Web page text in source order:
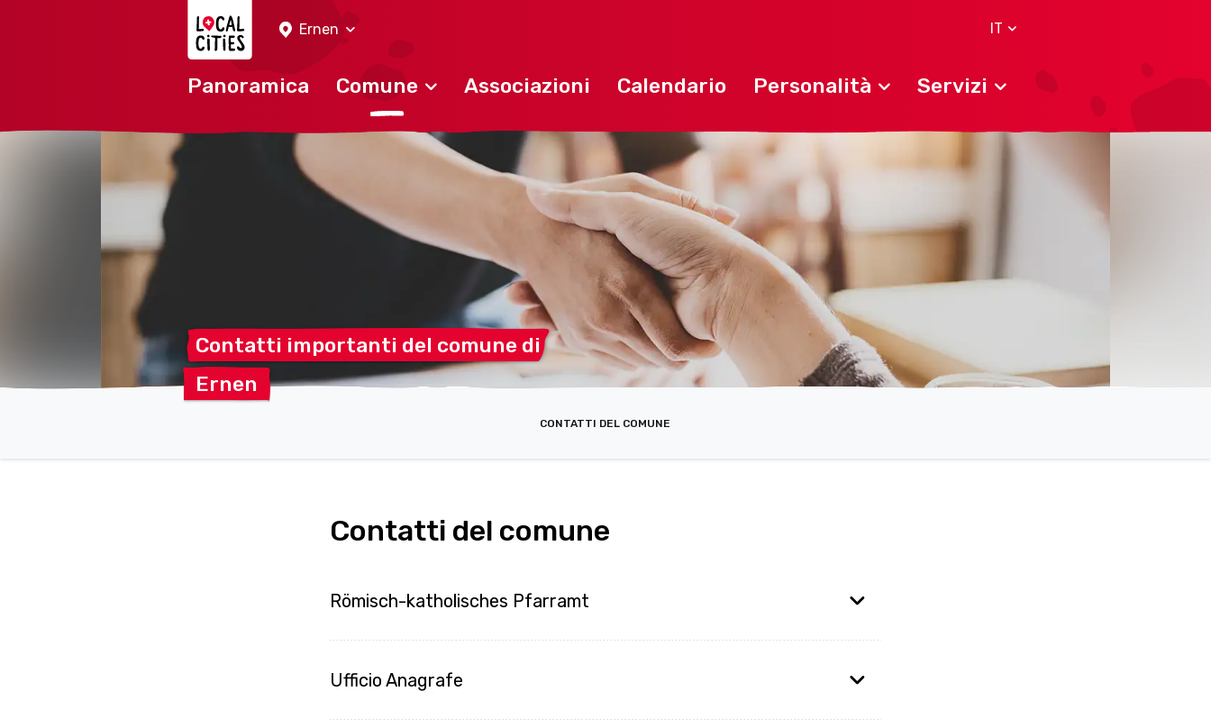
Ernen
IT
Panoramica Comune Associazioni Calendario Personalità Servizi
Contatti importanti del comune di
Ernen
CONTATTI DEL COMUNE
Contatti del comune
Römisch-katholisches Pfarramt
Ufficio Anagrafe